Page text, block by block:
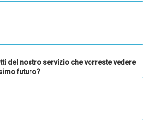
del nostro servizio che vorreste vedere
futuro?